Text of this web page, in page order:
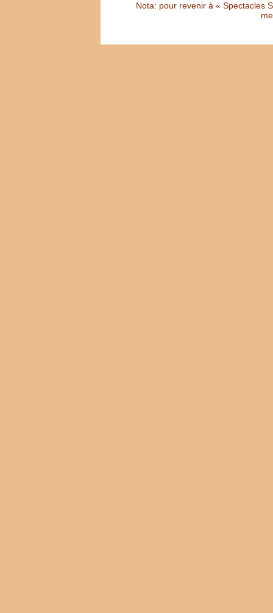
Nota: pour revenir à « Spectacles